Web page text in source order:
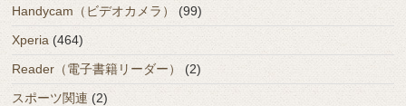
Handycam（ビデオカメラ）
(99)
Xperia (464)
Reader（電子書籍リーダー）
(2)
スポーツ関連 (2)